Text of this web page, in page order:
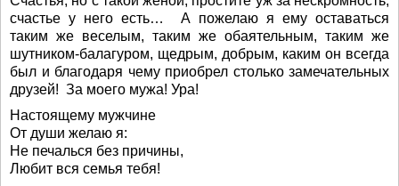
счастье у него есть… А пожелаю я ему оставаться
таким же веселым, таким же обаятельным, таким же
шутником-балагуром, щедрым, добрым, каким он всегда
был и благодаря чему приобрел столько замечательных
друзей! За моего мужа! Ура!
Настоящему мужчине
От души желаю я:
Не печалься без причины,
Любит вся семья тебя!